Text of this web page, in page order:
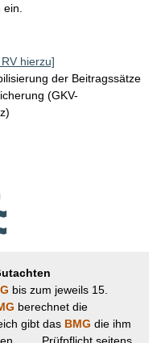
hierzu]
der Beitragssätze
(GKV-
bis zum jeweils 15.
berechnet die
gibt das BMG die ihm
... Prüfpflicht seitens